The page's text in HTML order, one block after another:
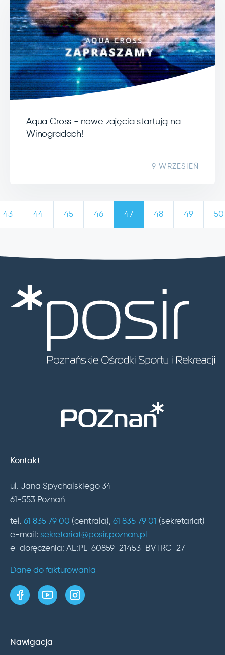
Aqua Cross - nowe zajęcia startują na
Winogradach!
9 WRZESIEŃ
43 44 45 46 47 48 49 50
Kontakt
ul. Jana Spychalskiego 34
61-553 Poznań
tel. 61 835 79 00 (centrala), 61 835 79 01 (sekretariat)
e-mail: sekretariat@posir.poznan.pl
e-doręczenia: AE:PL-60859-21453-BVTRC-27
Dane do fakturowania
strona w serwisie Facebook
kanał w serwisie YouTube
profil w serwisie Instagram
Nawigacja